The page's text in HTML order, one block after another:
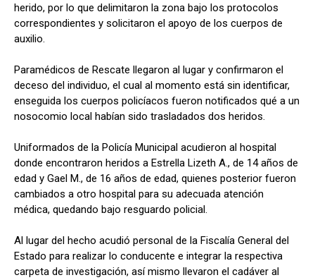
herido, por lo que delimitaron la zona bajo los protocolos
correspondientes y solicitaron el apoyo de los cuerpos de
auxilio.
Paramédicos de Rescate llegaron al lugar y confirmaron el
deceso del individuo, el cual al momento está sin identificar,
enseguida los cuerpos policíacos fueron notificados qué a un
nosocomio local habían sido trasladados dos heridos.
Uniformados de la Policía Municipal acudieron al hospital
donde encontraron heridos a Estrella Lizeth A., de 14 años de
edad y Gael M., de 16 años de edad, quienes posterior fueron
cambiados a otro hospital para su adecuada atención
médica, quedando bajo resguardo policial.
Al lugar del hecho acudió personal de la Fiscalía General del
Estado para realizar lo conducente e integrar la respectiva
carpeta de investigación, así mismo llevaron el cadáver al